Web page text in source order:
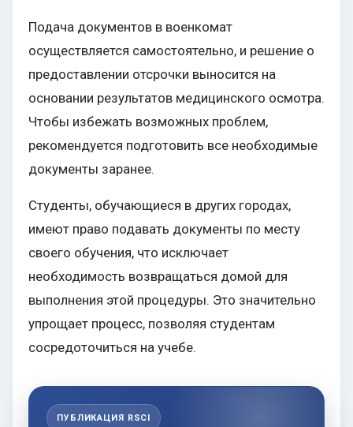
Подача документов в военкомат
осуществляется самостоятельно, и решение о
предоставлении отсрочки выносится на
основании результатов медицинского осмотра.
Чтобы избежать возможных проблем,
рекомендуется подготовить все необходимые
документы заранее.
Студенты, обучающиеся в других городах,
имеют право подавать документы по месту
своего обучения, что исключает
необходимость возвращаться домой для
выполнения этой процедуры. Это значительно
упрощает процесс, позволяя студентам
сосредоточиться на учебе.
ПУБЛИКАЦИЯ RSCI